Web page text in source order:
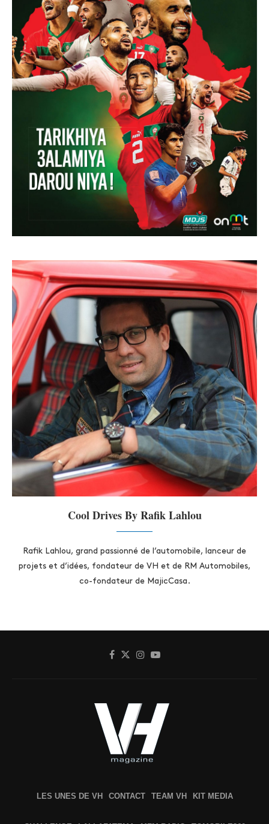
Cool Drives By Rafik Lahlou
Rafik Lahlou, grand passionné de l’automobile, lanceur de
projets et d’idées, fondateur de VH et de RM Automobiles,
co-fondateur de MajicCasa.
LES UNES DE VH CONTACT TEAM VH KIT MEDIA